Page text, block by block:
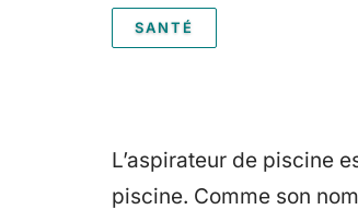
SANTÉ
L’aspirateur de piscine
piscine. Comme son